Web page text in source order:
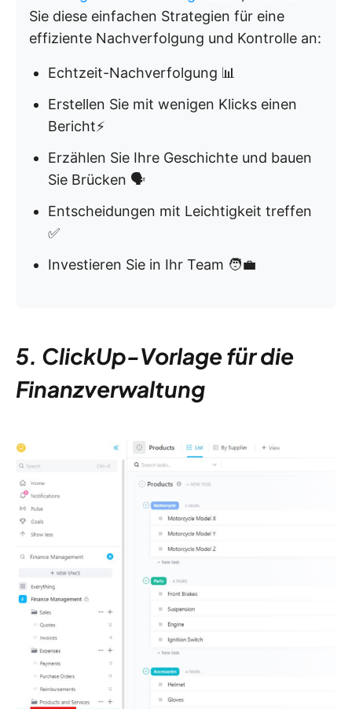
Sie diese einfachen Strategien für eine
effiziente Nachverfolgung und Kontrolle an:
Echtzeit-Nachverfolgung 📊
Erstellen Sie mit wenigen Klicks einen
Bericht⚡
Erzählen Sie Ihre Geschichte und bauen
Sie Brücken 🗣️
Entscheidungen mit Leichtigkeit treffen
✅
Investieren Sie in Ihr Team 🧑‍💼
5. ClickUp-Vorlage für die
Finanzverwaltung